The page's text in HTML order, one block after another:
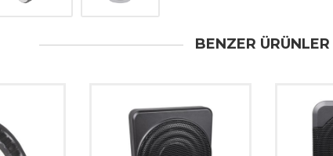
BENZER ÜRÜNLER